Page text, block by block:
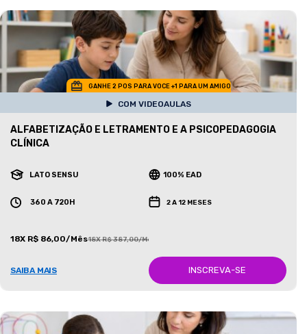
GANHE 2 POS PARA VOCE +1 PARA UM AMIGO
COM VIDEOAULAS
ALFABETIZAÇÃO E LETRAMENTO E A PSICOPEDAGOGIA
CLÍNICA
LATO SENSU 100% EAD
360 A 720H 2 A 12 MESES
18X R$ 86,00/Mês18X R$ 387,00/Mês
SAIBA MAIS INSCREVA-SE